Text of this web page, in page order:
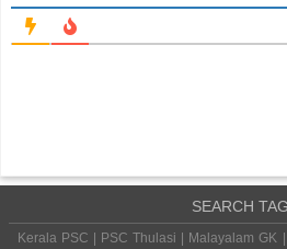
SEARCH
Kerala PSC | PSC Thulasi | Malayalam GK